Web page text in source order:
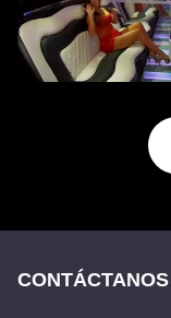
CONTÁCTANOS